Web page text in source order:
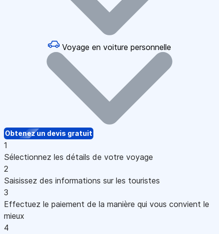
Voyage en voiture personnelle
Obtenez un devis gratuit
1
Sélectionnez les détails de votre voyage
2
Saisissez des informations sur les touristes
3
Effectuez le paiement de la manière qui vous convient le
mieux
4